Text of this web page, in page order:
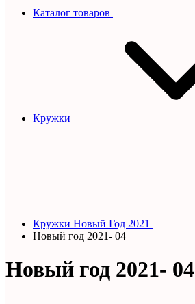
Каталог товаров
Кружки
Кружки Новый Год 2021
Новый год 2021- 04
Новый год 2021- 04